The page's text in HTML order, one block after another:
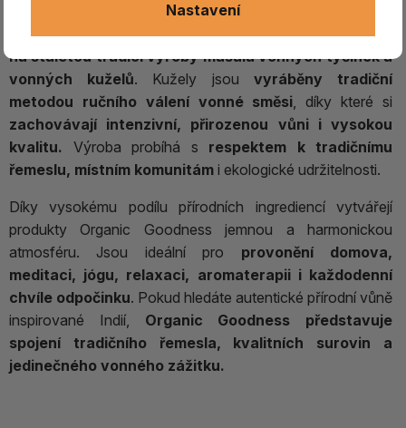
Veškeré produkty vznikají ručně v Indii, kdenavazují
na staletou tradici výroby masala vonných tyčinek a
vonných kuželů. Kužely jsou vyráběny tradiční
metodou ručního válení vonné směsi, díky které si
zachovávají intenzivní, přirozenou vůni i vysokou
kvalitu. Výroba probíhá s respektem k tradičnímu
řemeslu, místním komunitám i ekologické udržitelnosti.
Díky vysokému podílu přírodních ingrediencí vytvářejí
produkty Organic Goodness jemnou a harmonickou
atmosféru. Jsou ideální pro provonění domova,
meditaci, jógu, relaxaci, aromaterapii i každodenní
chvíle odpočinku. Pokud hledáte autentické přírodní vůně
inspirované Indií, Organic Goodness představuje
spojení tradičního řemesla, kvalitních surovin a
jedinečného vonného zážitku.
Nastavení